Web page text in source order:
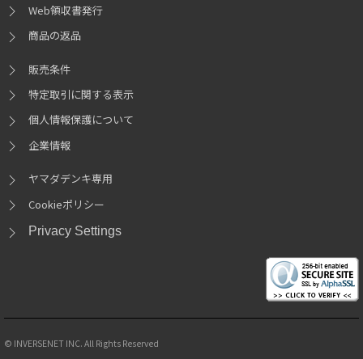
Web領収書発行
商品の返品
販売条件
特定取引に関する表示
個人情報保護について
企業情報
ヤマダデンキ専用
Cookieポリシー
Privacy Settings
© INVERSENET INC. All Rights Reserved